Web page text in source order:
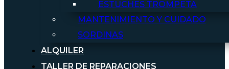
ESTUCHES TROMPETA
MANTENIMIENTO Y CUIDADO
SORDINAS
ALQUILER
TALLER DE REPARACIONES